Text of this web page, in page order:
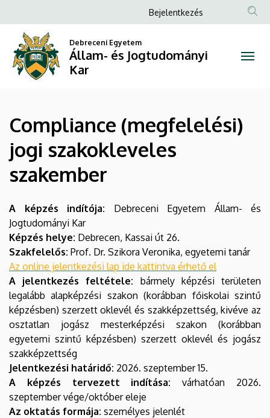
(megfelelési)
jogi
szakokleveles
szakember
Állam-
és
Jogtudományi
Kar
a
tartalomra
Anonim
fiók
menüje
Bejelentkezés
Debreceni Egyetem
Állam- és Jogtudományi
Kar
Compliance (megfelelési)
jogi szakokleveles
szakember
A képzés indítója: Debreceni Egyetem Állam- és
Jogtudományi Kar
Képzés helye: Debrecen, Kassai út 26.
Szakfelelős: Prof. Dr. Szikora Veronika, egyetemi tanár
Az online jelentkezési lap ide kattintva érhető el
A jelentkezés feltétele: bármely képzési területen
legalább alapképzési szakon (korábban főiskolai szintű
képzésben) szerzett oklevél és szakképzettség, kivéve az
osztatlan jogász mesterképzési szakon (korábban
egyetemi szintű képzésben) szerzett oklevél és jogász
szakképzettség
Jelentkezési határidő: 2026. szeptember 15.
A képzés tervezett indítása: várhatóan 2026.
szeptember vége/október eleje
Az oktatás formája: személyes jelenlét